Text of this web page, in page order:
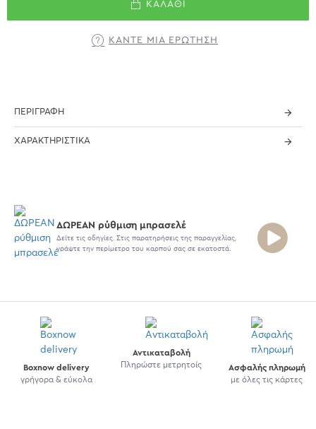
ΚΑΛΆΘΙ
ΚΆΝΤΕ ΜΊΑ ΕΡΏΤΗΣΗ
ΠΕΡΙΓΡΑΦΉ
ΧΑΡΑΚΤΗΡΙΣΤΙΚΆ
Boxnow delivery
γρήγορα & εύκολα
Αντικαταβολή
Πληρώστε μετρητοίς
Ασφαλής πληρωμή
με όλες τις κάρτες
ΔΩΡΕΑΝ ρύθμιση μπρασελέ
Δείτε τις οδηγίες. Στις παρατηρήσεις της παραγγελίας,
γράψτε την περίμετρο του καρπού σας σε εκατοστά.